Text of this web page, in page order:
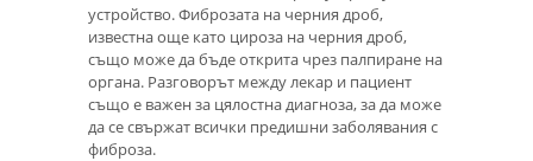
устройство. Фиброзата на черния дроб,
известна още като цироза на черния дроб,
също може да бъде открита чрез палпиране на
органа. Разговорът между лекар и пациент
също е важен за цялостна диагноза, за да може
да се свържат всички предишни заболявания с
фиброза.